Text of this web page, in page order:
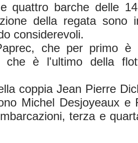
quattro barche delle
della regata
considerevoli.
che per primo è
che è l'ultimo della
coppia Jean Pierre
Michel Desjoyeaux
terza e